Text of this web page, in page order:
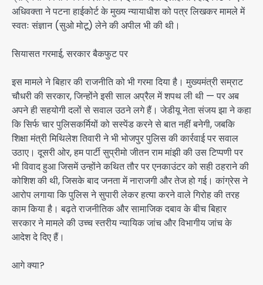
अधिवक्ता ने पटना हाईकोर्ट के मुख्य न्यायाधीश को पत्र लिखकर मामले में
स्वतः संज्ञान (सुओ मोटू) लेने की अपील भी की थी।
सियासत गरमाई, सरकार बैकफुट पर
इस मामले ने बिहार की राजनीति को भी गरमा दिया है। मुख्यमंत्री सम्राट
चौधरी की सरकार, जिन्होंने इसी साल अप्रैल में शपथ ली थी — पर अब
अपने ही सहयोगी दलों से सवाल उठने लगे हैं। जेडीयू नेता संजय झा ने कहा
कि सिर्फ चार पुलिसकर्मियों को सस्पेंड करने से बात नहीं बनेगी, जबकि
शिक्षा मंत्री मिथिलेश तिवारी ने भी भोजपुर पुलिस की कार्रवाई पर सवाल
उठाए। दूसरी ओर, हम पार्टी सुप्रीमो जीतन राम मांझी की उस टिप्पणी पर
भी विवाद हुआ जिसमें उन्होंने कथित तौर पर एनकाउंटर को सही ठहराने की
कोशिश की थी, जिसके बाद जनता में नाराजगी और तेज हो गई। कांग्रेस ने
आरोप लगाया कि पुलिस ने सुपारी लेकर हत्या करने वाले गिरोह की तरह
काम किया है। बढ़ते राजनीतिक और सामाजिक दबाव के बीच बिहार
सरकार ने मामले की उच्च स्तरीय न्यायिक जांच और विभागीय जांच के
आदेश दे दिए हैं।
आगे क्या?